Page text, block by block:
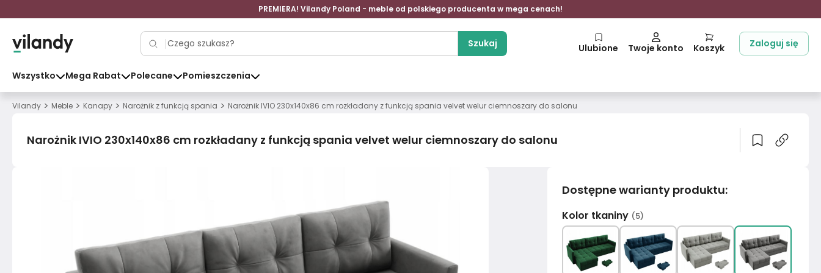
PREMIERA! Vilandy Poland - meble od polskiego producenta w mega cenach!
Szukaj Ulubione Twoje konto Koszyk Zaloguj się
Wszystko Mega Rabat Polecane Pomieszczenia
Vilandy > Meble > Kanapy > Narożnik z funkcją spania > Narożnik IVIO 230x140x86 cm rozkładany z funkcją spania velvet welur ciemnoszary do salonu
Narożnik IVIO 230x140x86 cm rozkładany z funkcją spania velvet welur ciemnoszary do salonu
Dostępne warianty produktu:
Kolor tkaniny (5)